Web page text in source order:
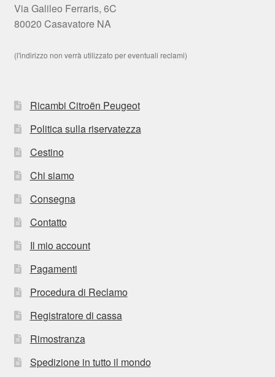
Via Galileo Ferraris, 6C
80020 Casavatore NA
(l'indirizzo non verrà utilizzato per eventuali reclami)
Ricambi Citroën Peugeot
Politica sulla riservatezza
Cestino
Chi siamo
Consegna
Contatto
Il mio account
Pagamenti
Procedura di Reclamo
Registratore di cassa
Rimostranza
Spedizione in tutto il mondo